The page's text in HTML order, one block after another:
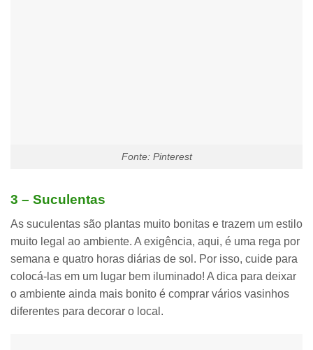
Fonte: Pinterest
3 – Suculentas
As suculentas são plantas muito bonitas e trazem um estilo
muito legal ao ambiente. A exigência, aqui, é uma rega por
semana e quatro horas diárias de sol . Por isso, cuide para
colocá-las em um lugar bem iluminado! A dica para deixar
o ambiente ainda mais bonito é comprar vários vasinhos
diferentes para decorar o local.